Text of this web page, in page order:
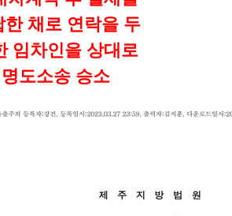
한 채로 연락을 두
임차인을 상대로
명도소송 승소